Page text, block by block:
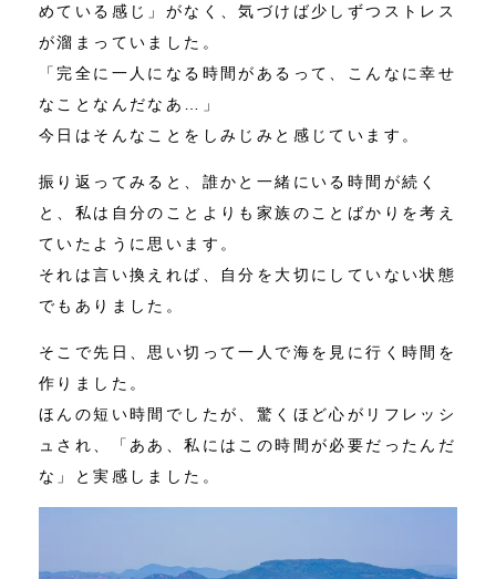
めている感じ」がなく、気づけば少しずつストレス
が溜まっていました。
「完全に一人になる時間があるって、こんなに幸せ
なことなんだなあ…」
今日はそんなことをしみじみと感じています。
振り返ってみると、誰かと一緒にいる時間が続く
と、私は自分のことよりも家族のことばかりを考え
ていたように思います。
それは言い換えれば、自分を大切にしていない状態
でもありました。
そこで先日、思い切って一人で海を見に行く時間を
作りました。
ほんの短い時間でしたが、驚くほど心がリフレッシ
ュされ、「ああ、私にはこの時間が必要だったんだ
な」と実感しました。